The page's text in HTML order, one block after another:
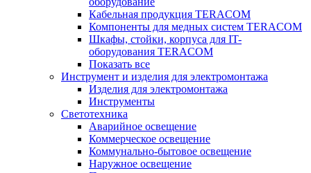
Кабельная продукция TERACOM
Компоненты для медных систем TERACOM
Шкафы, стойки, корпуса для IT-
оборудования TERACOM
Показать все
Инструмент и изделия для электромонтажа
Изделия для электромонтажа
Инструменты
Светотехника
Аварийное освещение
Коммерческое освещение
Коммунально-бытовое освещение
Наружное освещение